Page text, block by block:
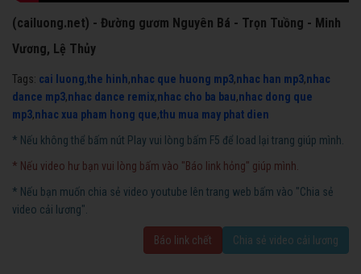
(cailuong.net) - Đường gươm Nguyên Bá - Trọn Tuồng - Minh
Vương, Lệ Thủy
Tags: cai luong,the hinh,nhac que huong mp3,nhac han mp3,nhac
dance mp3,nhac dance remix,nhac cho ba bau,nhac dong que
mp3,nhac xua pham hong que,thu mua may phat dien
* Nếu không thể bấm nút Play vui lòng bấm F5 để load lại trang giúp mình.
* Nếu video hư bạn vui lòng bấm vào "Báo link hỏng" giúp mình.
* Nếu bạn muốn chia sẻ video youtube lên trang web bấm vào "Chia sẻ
video cải lương".
Báo link chết Chia sẻ video cải lương